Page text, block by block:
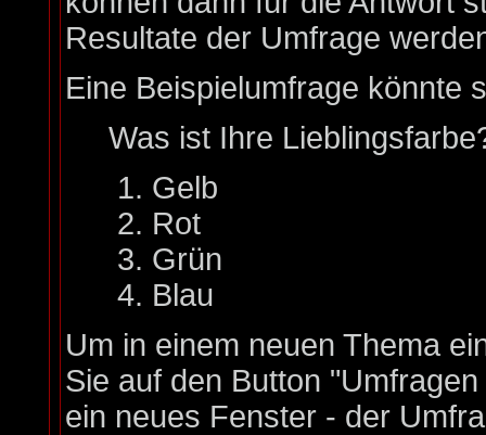
Resultate der Umfrage
Eine Beispielumfrage könnte
Was ist Ihre
Gelb
Rot
Grün
Blau
Um in einem neuen Thema
Sie auf den Button
ein neues Fenster - der